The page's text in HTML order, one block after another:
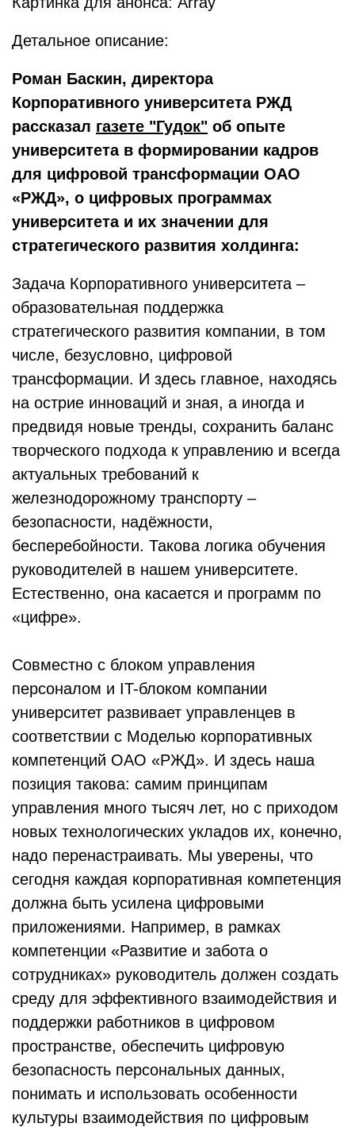
Детальное описание:
Роман Баскин, директора
Корпоративного университета РЖД
рассказал газете "Гудок" об опыте
университета в формировании кадров
для цифровой трансформации ОАО
«РЖД», о цифровых программах
университета и их значении для
стратегического развития холдинга:
Задача Корпоративного университета –
образовательная поддержка
стратегического развития компании, в том
числе, безусловно, цифровой
трансформации. И здесь главное, находясь
на острие инноваций и зная, а иногда и
предвидя новые тренды, сохранить баланс
творческого подхода к управлению и всегда
актуальных требований к
железнодорожному транспорту –
безопасности, надёжности,
бесперебойности. Такова логика обучения
руководителей в нашем университете.
Естественно, она касается и программ по
«цифре».
Совместно с блоком управления
персоналом и IT-блоком компании
университет развивает управленцев в
соответствии с Моделью корпоративных
компетенций ОАО «РЖД». И здесь наша
позиция такова: самим принципам
управления много тысяч лет, но с приходом
новых технологических укладов их, конечно,
надо перенастраивать. Мы уверены, что
сегодня каждая корпоративная компетенция
должна быть усилена цифровыми
приложениями. Например, в рамках
компетенции «Развитие и забота о
сотрудниках» руководитель должен создать
среду для эффективного взаимодействия и
поддержки работников в цифровом
пространстве, обеспечить цифровую
безопасность персональных данных,
понимать и использовать особенности
культуры взаимодействия по цифровым